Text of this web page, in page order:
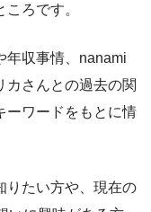
ろです。
年収事情、nanami
カさんとの過去の関
ーワードをもとに情
りたい方や、現在の